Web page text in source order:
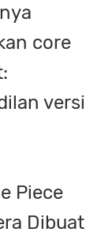
core
versi
Piece
Dibuat